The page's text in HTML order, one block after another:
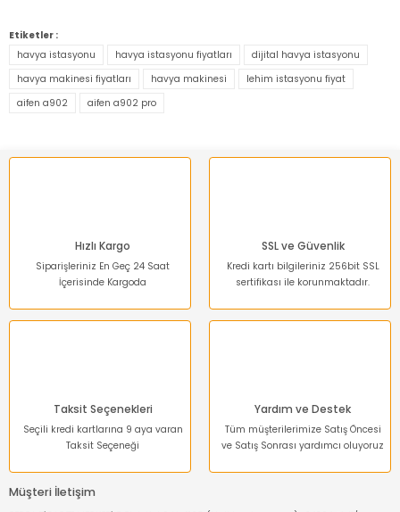
konularda yetersiz gördüğünüz noktaları öneri formunu
kullanarak tarafımıza iletebilirsiniz.
Görüş ve önerileriniz için teşekkür ederiz.
Ürün resmi kalitesiz, bozuk veya görüntülenemiyor.
Ürün bilgilerinde hatalar bulunuyor.
Etiketler :
havya istasyonu
havya istasyonu fiyatları
dijital havya istasyonu
havya makinesi fiyatları
havya makinesi
lehim istasyonu fiyat
aifen a902
aifen a902 pro
Hızlı Kargo
Siparişleriniz En Geç 24 Saat
İçerisinde Kargoda
SSL ve Güvenlik
Kredi kartı bilgileriniz 256bit SSL
sertifikası ile korunmaktadır.
Taksit Seçenekleri
Seçili kredi kartlarına 9 aya varan
Taksit Seçeneği
Yardım ve Destek
Tüm müşterilerimize Satış Öncesi
ve Satış Sonrası yardımcı oluyoruz
Müşteri İletişim